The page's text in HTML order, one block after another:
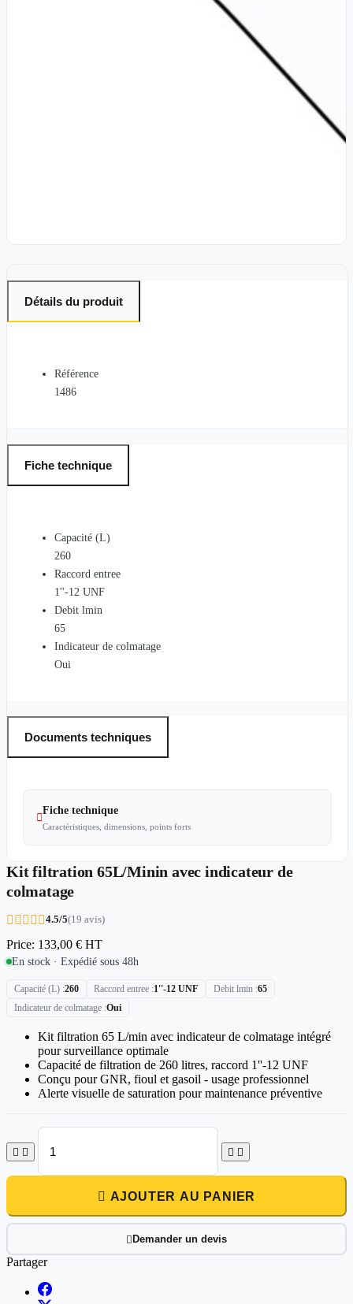
Détails du produit
Référence
1486
Fiche technique
Capacité (L)
260
Raccord entree
1''-12 UNF
Debit lmin
65
Indicateur de colmatage
Oui
Documents techniques

Fiche technique
Caractéristiques, dimensions, points forts
Kit filtration 65L/Minin avec indicateur de
colmatage
    4.5/5(19 avis)
Price: 133,00 € HT
En stock · Expédié sous 48h
Capacité (L) 260 Raccord entree 1''-12 UNF Debit lmin 65
Indicateur de colmatage Oui
Kit filtration 65 L/min avec indicateur de colmatage intégré
pour surveillance optimale
Capacité de filtration de 260 litres, raccord 1''-12 UNF
Conçu pour GNR, fioul et gasoil - usage professionnel
Alerte visuelle de saturation pour maintenance préventive
   
 AJOUTER AU PANIER
 Demander un devis
Partager